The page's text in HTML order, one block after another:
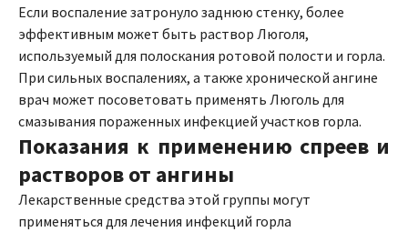
Если воспаление затронуло заднюю стенку, более
эффективным может быть раствор Люголя,
используемый для полоскания ротовой полости и горла.
При сильных воспалениях, а также хронической ангине
врач может посоветовать применять Люголь для
смазывания пораженных инфекцией участков горла.
Показания к применению спреев и
растворов от ангины
Лекарственные средства этой группы могут
применяться для лечения инфекций горла